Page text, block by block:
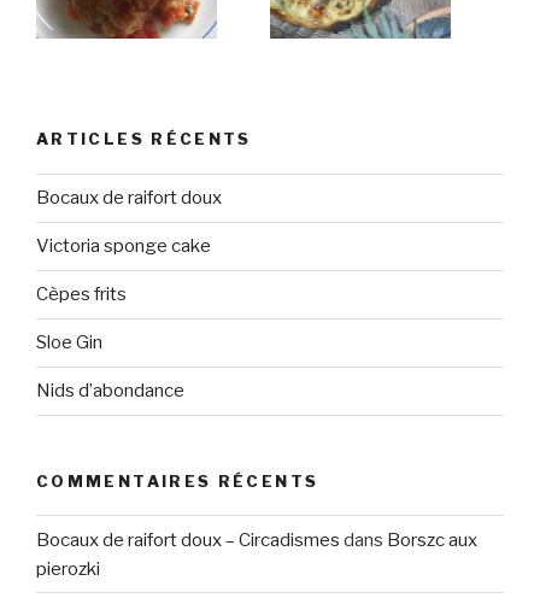
ARTICLES RÉCENTS
Bocaux de raifort doux
Victoria sponge cake
Cèpes frits
Sloe Gin
Nids d’abondance
COMMENTAIRES RÉCENTS
Bocaux de raifort doux – Circadismes dans Borszc aux
pierozki